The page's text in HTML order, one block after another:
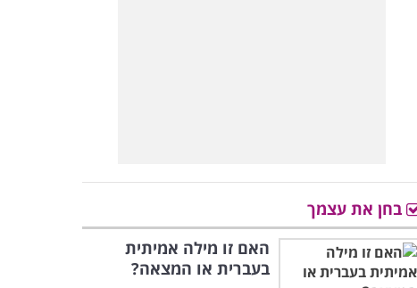
בחן את עצמך
האם זו מילה אמיתית
בעברית או המצאה?